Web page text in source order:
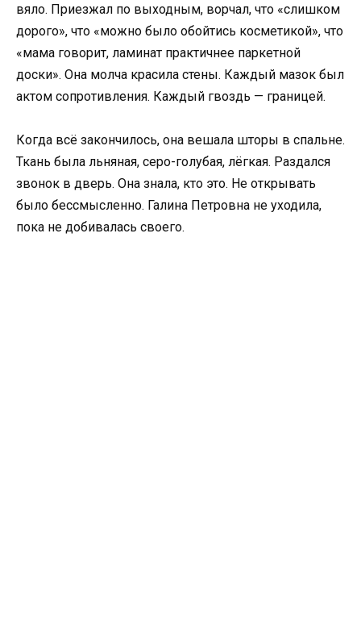
вяло. Приезжал по выходным, ворчал, что «слишком
дорого», что «можно было обойтись косметикой», что
«мама говорит, ламинат практичнее паркетной
доски». Она молча красила стены. Каждый мазок был
актом сопротивления. Каждый гвоздь — границей.
Когда всё закончилось, она вешала шторы в спальне.
Ткань была льняная, серо-голубая, лёгкая. Раздался
звонок в дверь. Она знала, кто это. Не открывать
было бессмысленно. Галина Петровна не уходила,
пока не добивалась своего.